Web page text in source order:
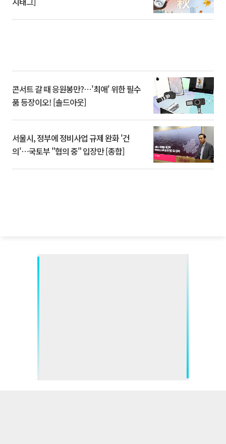
콘서트 갈 때 응원봉만?⋯'최애' 위한 필수
품 등장이오! [솔드아웃]
서울시, 정부에 정비사업 규제 완화 '건
의'⋯국토부 "협의 중" 입장만 [종합]